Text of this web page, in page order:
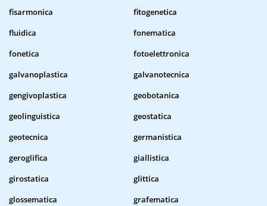
fisarmonica
fitogenetica
fluidica
fonematica
fonetica
fotoelettronica
galvanoplastica
galvanotecnica
gengivoplastica
geobotanica
geolinguistica
geostatica
geotecnica
germanistica
geroglifica
giallistica
girostatica
glittica
glossematica
grafematica